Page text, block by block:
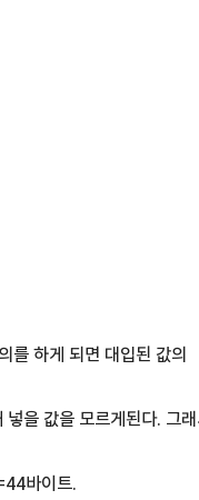
를 하게 되면 대입된 값의
을 값을 모르게된다. 그래
바이트.